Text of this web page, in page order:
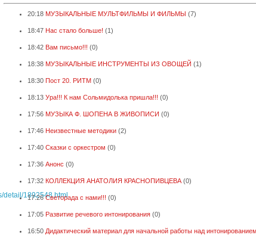
detail/1892548.html
20:18 МУЗЫКАЛЬНЫЕ МУЛЬТФИЛЬМЫ И ФИЛЬМЫ (7)
18:47 Нас стало больше! (1)
18:42 Вам письмо!!! (0)
18:38 МУЗЫКАЛЬНЫЕ ИНСТРУМЕНТЫ ИЗ ОВОЩЕЙ (1)
18:30 Пост 20. РИТМ (0)
18:13 Ура!!! К нам Сольмидолька пришла!!! (0)
17:56 МУЗЫКА Ф. ШОПЕНА В ЖИВОПИСИ (0)
17:46 Неизвестные методики (2)
17:40 Сказки с оркестром (0)
17:36 Анонс (0)
17:32 КОЛЛЕКЦИЯ АНАТОЛИЯ КРАСНОПИВЦЕВА (0)
17:26 Светорада с нами!!! (0)
17:05 Развитие речевого интонирования (0)
16:50 Дидактический материал для начальной работы над интонированием